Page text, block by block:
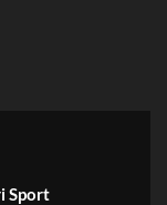
Sport